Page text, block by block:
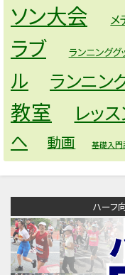
ソン大会
メ
ラブ
ランニンググ
ル
ランニン
教室
レッ
へ
動画 基礎入門
ハーフ